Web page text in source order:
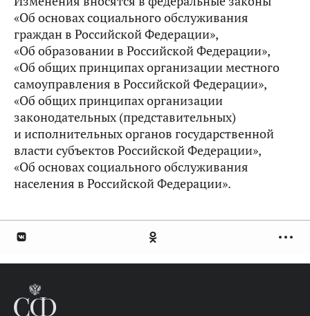
«Об основах социального обслуживания
граждан в Российской Федерации»,
«Об образовании в Российской Федерации»,
«Об общих принципах организации местного
самоуправления в Российской Федерации»,
«Об общих принципах организации
законодательных (представительных)
и исполнительных органов государственной
власти субъектов Российской Федерации»,
«Об основах социального обслуживания
населения в Российской Федерации».